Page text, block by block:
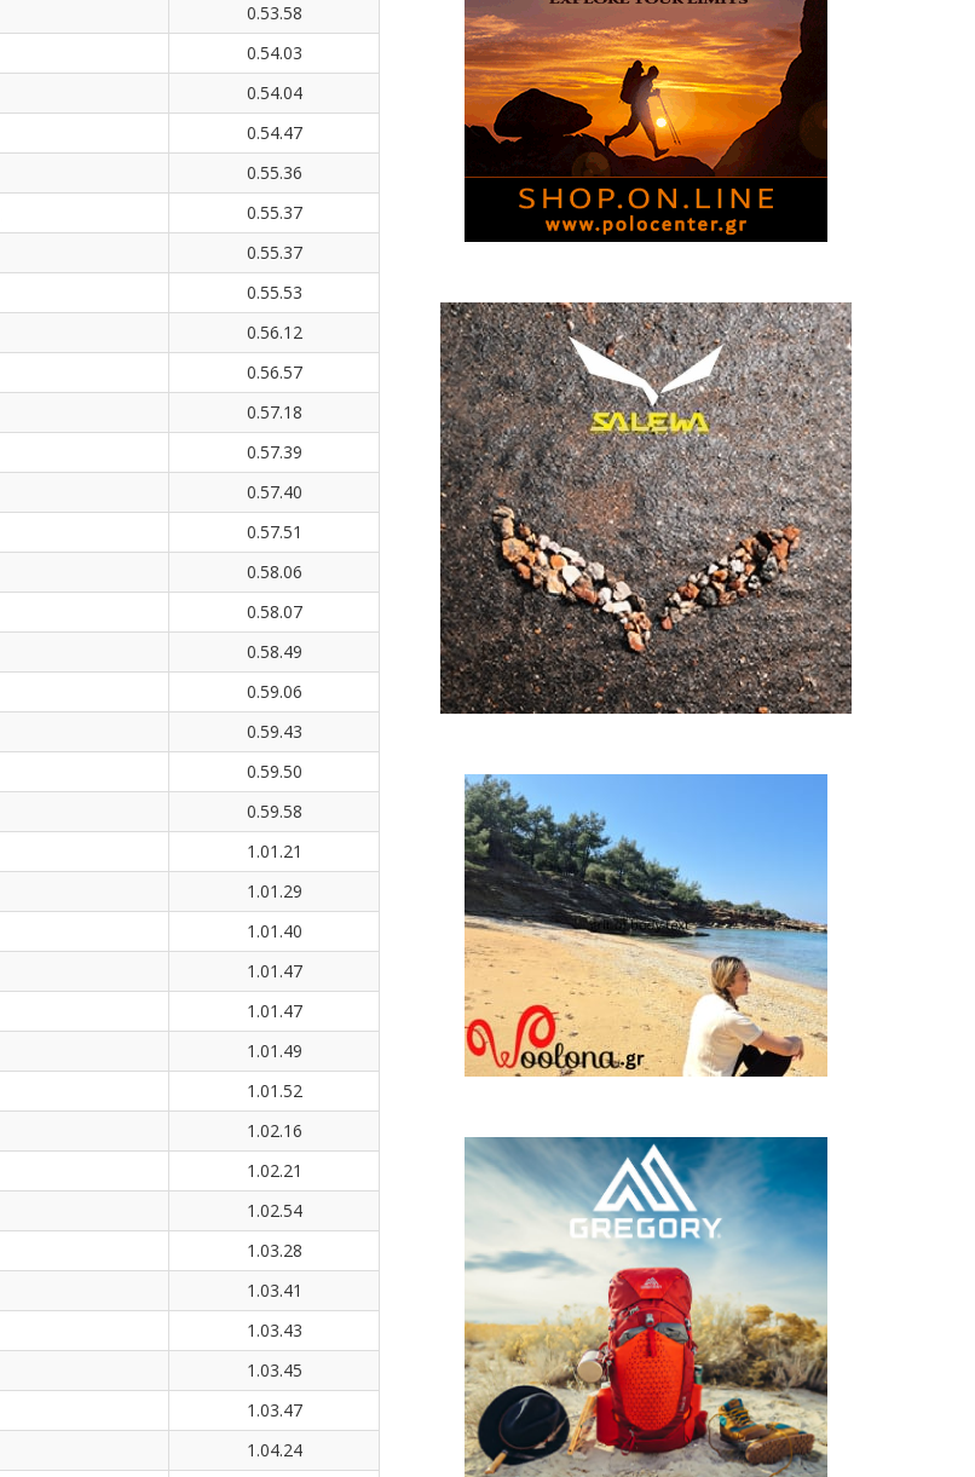
0.53.58
0.54.03
0.54.04
0.54.47
0.55.36
0.55.37
0.55.37
0.55.53
0.56.12
0.56.57
0.57.18
0.57.39
0.57.40
0.57.51
0.58.06
0.58.07
0.58.49
0.59.06
0.59.43
0.59.50
0.59.58
1.01.21
1.01.29
1.01.40
1.01.47
1.01.47
1.01.49
1.01.52
1.02.16
1.02.21
1.02.54
1.03.28
1.03.41
1.03.43
1.03.45
1.03.47
1.04.24